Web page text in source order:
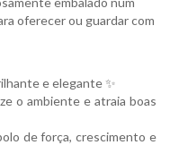
oferecer ou guardar com
e elegante ✨
o ambiente e atraia boas
de força, crescimento e